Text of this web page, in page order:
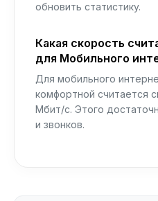
обновить статистику.
Какая скорость
для Мобильного
Для мобильного
комфортной считается
Мбит/с. Этого
и звонков.